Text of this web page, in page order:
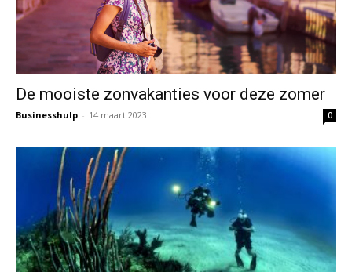
De mooiste zonvakanties voor deze zomer
Businesshulp - 14 maart 2023 0